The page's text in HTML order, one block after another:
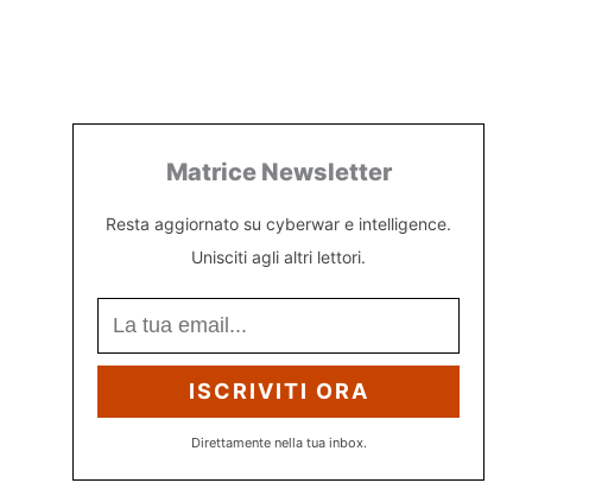
Matrice Newsletter
Resta aggiornato su cyberwar e intelligence.
Unisciti agli altri lettori.
ISCRIVITI ORA
Direttamente nella tua inbox.